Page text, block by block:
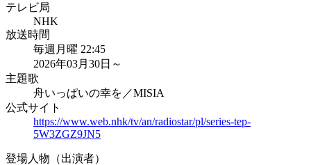
テレビ局
NHK
放送時間
毎週月曜 22:45
2026年03月30日～
主題歌
舟いっぱいの幸を／MISIA
公式サイト
https://www.web.nhk/tv/an/radiostar/pl/series-tep-
5W3ZGZ9JN5
登場人物（出演者）